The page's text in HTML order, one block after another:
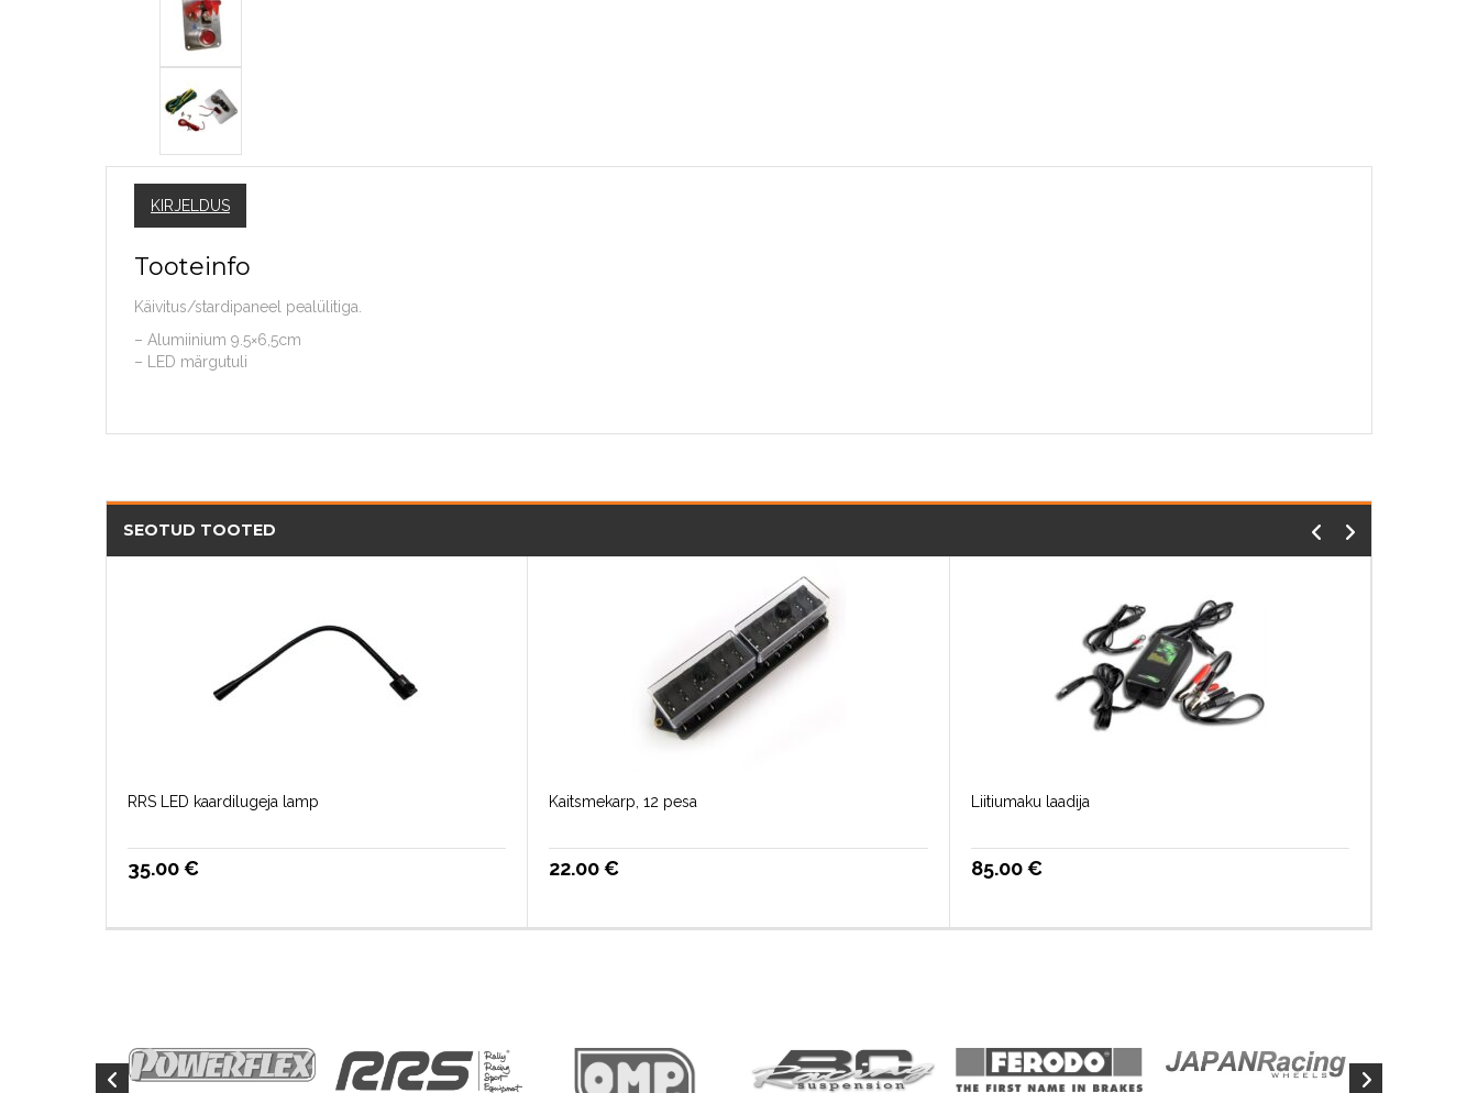
KIRJELDUS
Tooteinfo
Käivitus/stardipaneel pealülitiga.
– Alumiinium 9.5×6,5cm
– LED märgutuli
SEOTUD TOOTED
RRS LED kaardilugeja lamp
35.00€
Kaitsmekarp, 12 pesa
22.00€
Liitiumaku laadija
85.00€